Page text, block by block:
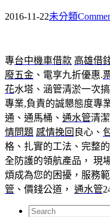
2016-11-22未分類
專台中機車借款 高雄借
廢五金 、電享九折優惠.
花水塔、涵管清淤一次
專業,負責的誠懇態度專
通、通馬桶、 通水管清
情問題 感情挽回 良心、
格、扎實的工法、完整
全防護的領航產品， 現
煩成為您的困擾，服務
管 、價錢公道， 通水管